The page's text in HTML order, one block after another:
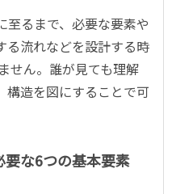
至るまで、必要な要素や
る流れなどを設計する時
せん。誰が見ても理解
構造を図にすることで可
な6つの基本要素